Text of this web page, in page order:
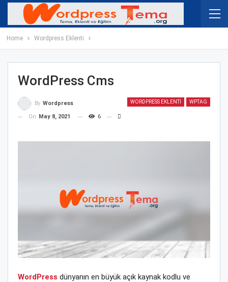
Home Wordpress Eklenti
WordPress Cms
WORDPRESS EKLENTI WPTAG
By Wordpress
On
May 8, 2021 6
WordPress dünyanın en büyük açık kaynak kodlu ve